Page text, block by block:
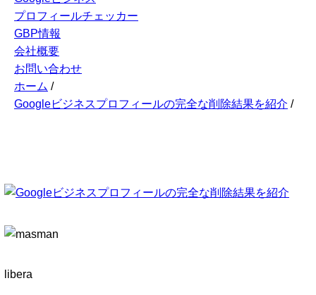
プロフィールチェッカー
GBP情報
会社概要
お問い合わせ
ホーム /
Googleビジネスプロフィールの完全な削除結果を紹介 /
libera